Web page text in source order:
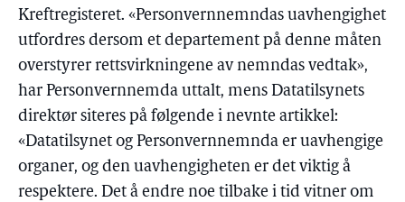
Kreftregisteret. «Personvernnemndas uavhengighet
utfordres dersom et departement på denne måten
overstyrer rettsvirkningene av nemndas vedtak»,
har Personvernnemda uttalt, mens Datatilsynets
direktør siteres på følgende i nevnte artikkel:
«Datatilsynet og Personvernnemnda er uavhengige
organer, og den uavhengigheten er det viktig å
respektere. Det å endre noe tilbake i tid vitner om